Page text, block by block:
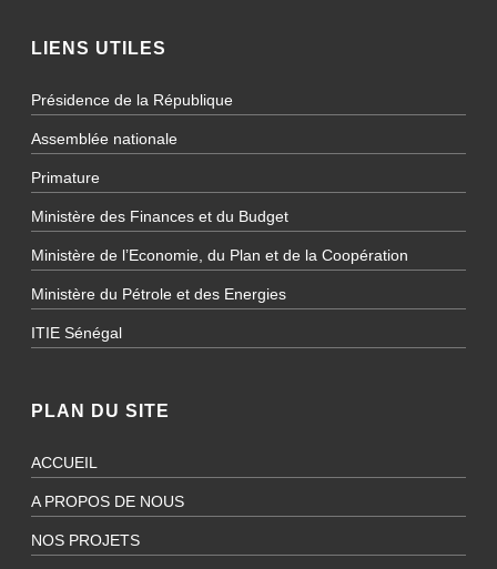
LIENS UTILES
Présidence de la République
Assemblée nationale
Primature
Ministère des Finances et du Budget
Ministère de l’Economie, du Plan et de la Coopération
Ministère du Pétrole et des Energies
ITIE Sénégal
PLAN DU SITE
ACCUEIL
A PROPOS DE NOUS
NOS PROJETS